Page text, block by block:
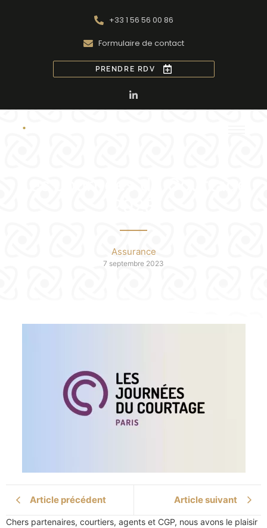
+33 1 56 56 00 86
Formulaire de contact
PRENDRE RDV
Assurance
7 septembre 2023
Article précédent Article suivant
Chers partenaires, courtiers, agents et CGP, nous avons le plaisir